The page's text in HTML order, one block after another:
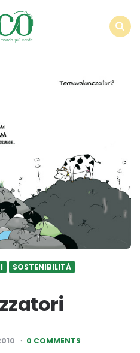
SOSTENIBILITÀ
0 COMMENTS